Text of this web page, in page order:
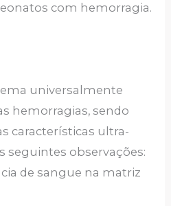
com hemorragia.
universalmente
hemorragias, sendo
características ultra-
seguintes observações:
de sangue na matriz